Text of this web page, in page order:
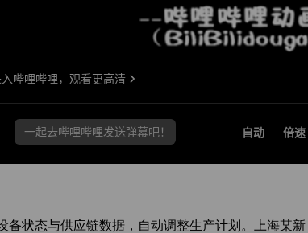
备状态与供应链数据，自动调整生产计划。上海某新